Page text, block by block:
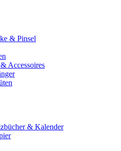
& Pinsel
Accessoires
& Kalender